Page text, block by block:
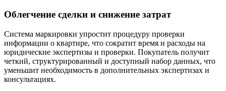
Облегчение сделки и снижение затрат
Система маркировки упростит процедуру проверки
информации о квартире, что сократит время и расходы на
юридические экспертизы и проверки. Покупатель получит
четкий, структурированный и доступный набор данных, что
уменьшит необходимость в дополнительных экспертизах и
консультациях.